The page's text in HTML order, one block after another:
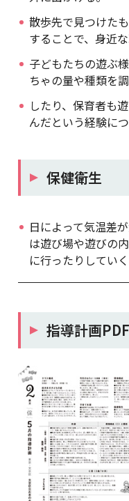
散歩先で見つけた
することで、身近
子どもたちの遊ぶ
ちゃの量や種類を
したり、保育者も
んだという経験に
保健衛生
日によって気温差
は遊び場や遊びの
に行ったりしていく
指導計画